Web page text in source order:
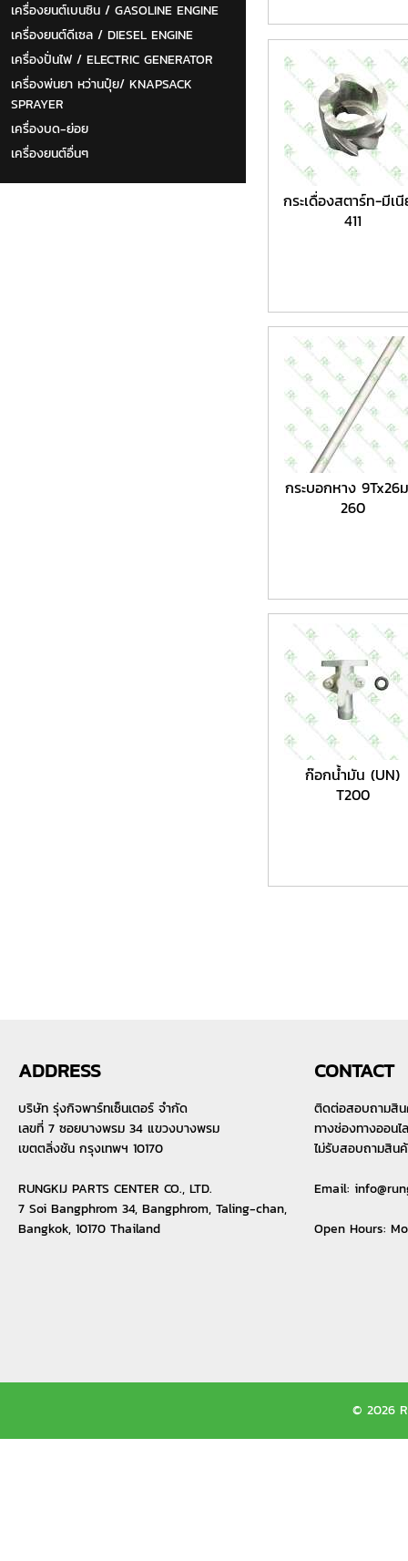
เครื่องยนต์เบนซิน / GASOLINE ENGINE
เครื่องยนต์ดีเซล / DIESEL ENGINE
เครื่องปั่นไฟ / ELECTRIC GENERATOR
เครื่องพ่นยา หว่านปุ๋ย/ KNAPSACK
SPRAYER
เครื่องบด-ย่อย
เครื่องยนต์อื่นๆ
กระเดื่องสตาร์ท-มีเ
411
กระบอกหาง 9Tx26
260
ก๊อกน้ำมัน (UN)
T200
ADDRESS
บริษัท รุ่งกิจพาร์ทเซ็นเตอร์ จำกัด
เลขที่ 7 ซอยบางพรม 34 แขวงบางพรม
เขตตลิ่งชัน กรุงเทพฯ 10170
RUNGKIJ PARTS CENTER CO., LTD.
7 Soi Bangphrom 34, Bangphrom, Taling-chan,
Bangkok, 10170 Thailand
CONTACT
ติดต่อสอบถามสิ
ทางช่องทางออนไ
ไม่รับสอบถามสิน
Email:
Open Hours:
© 2026